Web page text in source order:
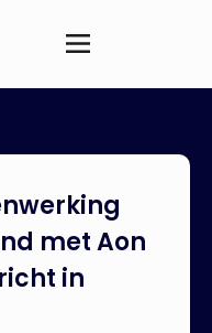
in oktober
met Aon
in